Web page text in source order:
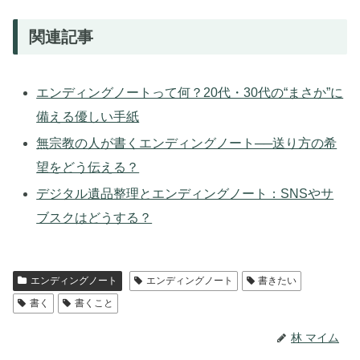
関連記事
エンディングノートって何？20代・30代の“まさか”に
備える優しい手紙
無宗教の人が書くエンディングノート──送り方の希
望をどう伝える？
デジタル遺品整理とエンディングノート：SNSやサ
ブスクはどうする？
エンディングノート エンディングノート
書きたい
書く
書くこと
林 マイム